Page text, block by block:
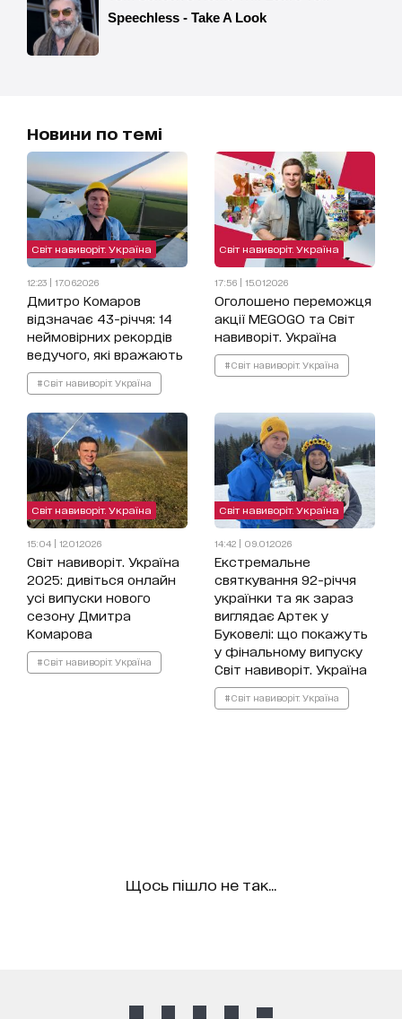
Новини по темі
Світ навиворіт. Україна
12:23 | 17.06.2026
Дмитро Комаров
відзначає 43-річчя: 14
неймовірних рекордів
ведучого, які вражають
#Світ навиворіт. Україна
Світ навиворіт. Україна
17:56 | 15.01.2026
Оголошено переможця
акції MEGOGO та Світ
навиворіт. Україна
#Світ навиворіт. Україна
Світ навиворіт. Україна
15:04 | 12.01.2026
Світ навиворіт. Україна
2025: дивіться онлайн
усі випуски нового
сезону Дмитра
Комарова
#Світ навиворіт. Україна
Світ навиворіт. Україна
14:42 | 09.01.2026
Екстремальне
святкування 92-річчя
українки та як зараз
виглядає Артек у
Буковелі: що покажуть
у фінальному випуску
Світ навиворіт. Україна
#Світ навиворіт. Україна
Щось пішло не так...